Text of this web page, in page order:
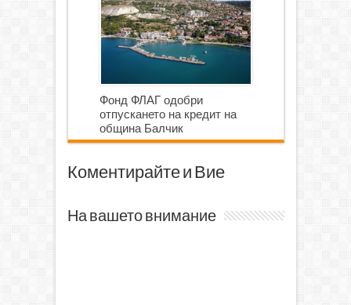
Фонд ФЛАГ одобри
отпускането на кредит на
община Балчик
Коментирайте и Вие
На вашето внимание